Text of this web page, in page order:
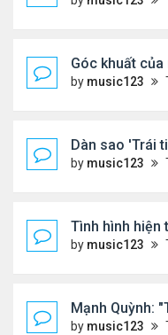
Góc khuất của
by music123
Dàn sao 'Trái
by music123
Tình hình hiện
by music123
Mạnh Quỳnh:
by music123